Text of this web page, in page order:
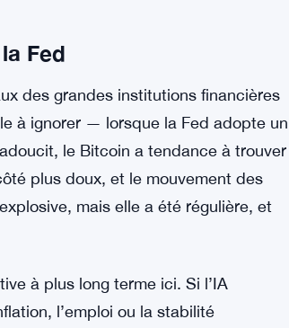
Fed
des grandes institutions financières
à ignorer — lorsque la Fed adopte un
le Bitcoin a tendance à trouver
plus doux, et le mouvement des
mais elle a été régulière, et
à plus long terme ici. Si l’IA
l’emploi ou la stabilité